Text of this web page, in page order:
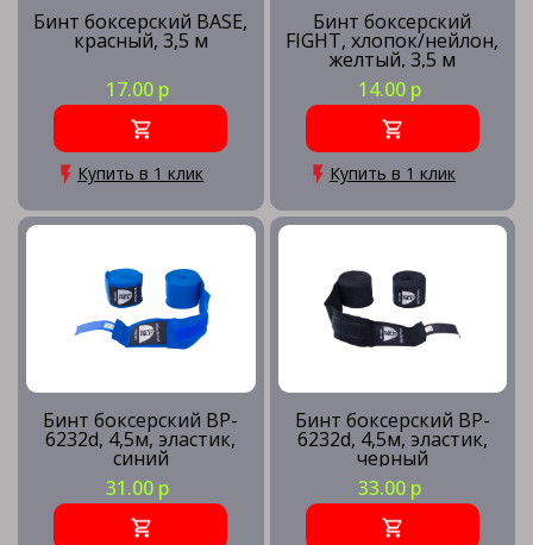
Бинт боксерский BASE,
красный, 3,5 м
17.00 р
Купить в 1 клик
Бинт боксерский
FIGHT, хлопок/нейлон,
желтый, 3,5 м
14.00 р
Купить в 1 клик
Бинт боксерский BP-
6232d, 4,5м, эластик,
синий
31.00 р
Бинт боксерский BP-
6232d, 4,5м, эластик,
черный
33.00 р